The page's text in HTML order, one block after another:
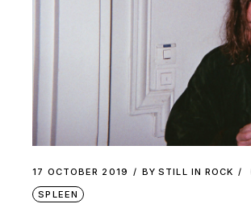
17 OCTOBER 2019 BY STILL IN ROCK
SPLEEN